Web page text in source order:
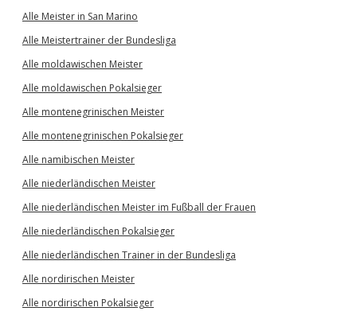
Alle Meister in San Marino
Alle Meistertrainer der Bundesliga
Alle moldawischen Meister
Alle moldawischen Pokalsieger
Alle montenegrinischen Meister
Alle montenegrinischen Pokalsieger
Alle namibischen Meister
Alle niederländischen Meister
Alle niederländischen Meister im Fußball der Frauen
Alle niederländischen Pokalsieger
Alle niederländischen Trainer in der Bundesliga
Alle nordirischen Meister
Alle nordirischen Pokalsieger